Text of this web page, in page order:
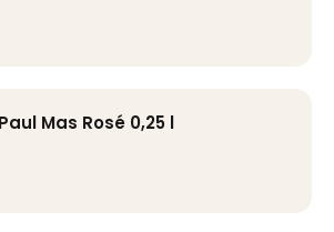
Paul Mas Rosé 0,25 l